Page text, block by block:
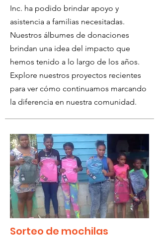
Inc. ha podido brindar apoyo y
asistencia a familias necesitadas.
Nuestros álbumes de donaciones
brindan una idea del impacto que
hemos tenido a lo largo de los años.
Explore nuestros proyectos recientes
para ver cómo continuamos marcando
la diferencia en nuestra comunidad.
Sorteo de mochilas